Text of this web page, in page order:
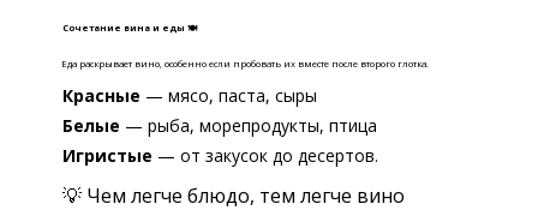
Сочетание вина и еды 🍽
Еда раскрывает вино, особенно если пробовать их вместе после второго глотка.
Красные — мясо, паста, сыры
Белые — рыба, морепродукты, птица
Игристые — от закусок до десертов.
💡 Чем легче блюдо, тем легче вино